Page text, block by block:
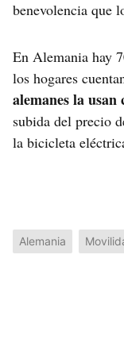
benevolencia que
En Alemania hay
los hogares
alemanes la
subida del precio
la bicicleta
Alemania